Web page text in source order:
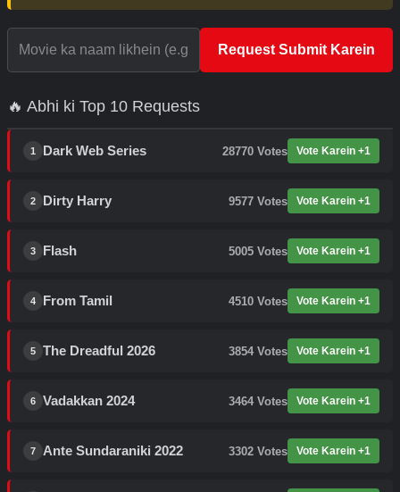
Request Submit Karein
🔥 Abhi ki Top 10 Requests
1 Dark Web Series 28770 Votes Vote Karein +1
2 Dirty Harry 9577 Votes Vote Karein +1
3 Flash 5005 Votes Vote Karein +1
4 From Tamil 4510 Votes Vote Karein +1
5 The Dreadful 2026 3854 Votes Vote Karein +1
6 Vadakkan 2024 3464 Votes Vote Karein +1
7 Ante Sundaraniki 2022 3302 Votes Vote Karein +1